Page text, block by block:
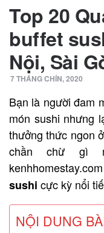
Top 20
buffet
Nội, Sài
7 THÁNG CHÍN, 2020
Bạn là người đam
món sushi nhưng
thưởng thức ngon
chần chừ gì
sushi cực kỳ nổi
NỘI DUNG